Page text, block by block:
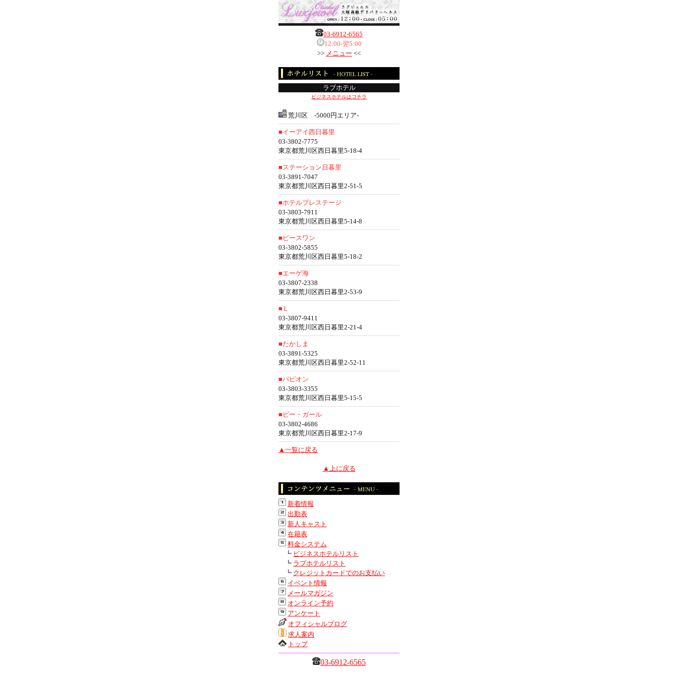
03-6912-6565
12:00-翌5:00
>> メニュー <<
ラブホテル
ビジネスホテルはコチラ
荒川区 -5000円エリア-
■イーアイ西日暮里
03-3802-7775
東京都荒川区西日暮里5-18-4
■ステーション日暮里
03-3891-7047
東京都荒川区西日暮里2-51-5
■ホテルプレステージ
03-3803-7911
東京都荒川区西日暮里5-14-8
■ピースワン
03-3802-5855
東京都荒川区西日暮里5-18-2
■エーゲ海
03-3807-2338
東京都荒川区西日暮里2-53-9
■Ｌ
03-3807-9411
東京都荒川区西日暮里2-21-4
■たかしま
03-3891-5325
東京都荒川区西日暮里2-52-11
■パピオン
03-3803-3355
東京都荒川区西日暮里5-15-5
■ビー・ガール
03-3802-4686
東京都荒川区西日暮里2-17-9
▲一覧に戻る
▲上に戻る
新着情報
出勤表
新人キャスト
在籍表
料金システム
┗ ビジネスホテルリスト
┗ ラブホテルリスト
┗ クレジットカードでのお支払い
イベント情報
メールマガジン
オンライン予約
アンケート
オフィシャルブログ
求人案内
トップ
03-6912-6565